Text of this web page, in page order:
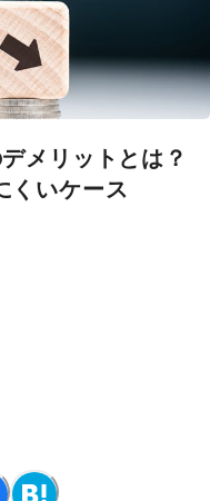
メリットとは？
くいケース